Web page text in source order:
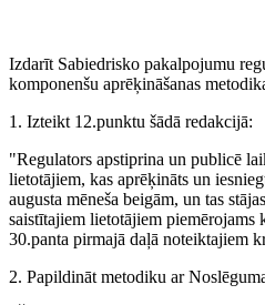
Izdarīt Sabiedrisko pakalpojumu
komponenšu aprēķināšanas
1. Izteikt 12.punktu šādā redakcijā:
"Regulators apstiprina un publicē
lietotājiem, kas aprēķināts un
augusta mēneša beigām, un tas
saistītajiem lietotājiem
30.panta pirmajā daļā noteiktajiem
2. Papildināt metodiku ar